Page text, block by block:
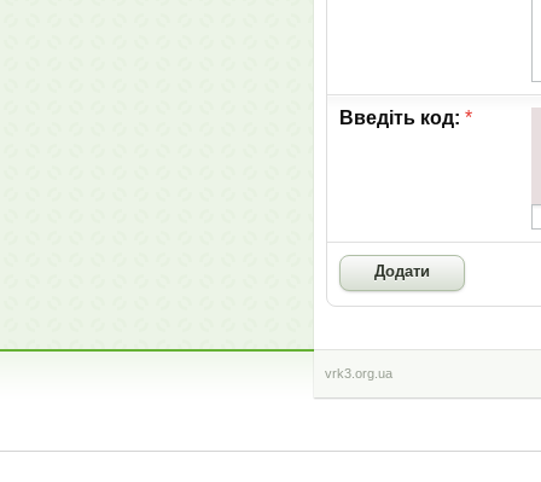
Введіть код: *
vrk3.org.ua